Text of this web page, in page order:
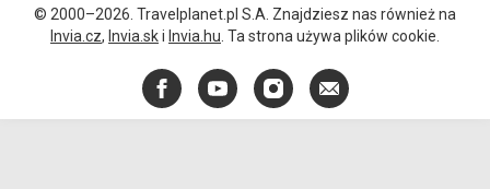
© 2000–2026. Travelplanet.pl S.A. Znajdziesz nas również na
Invia.cz, Invia.ski Invia.hu . Ta strona używa plików cookie.
FacebookYouTubeInstagram
E-
mail